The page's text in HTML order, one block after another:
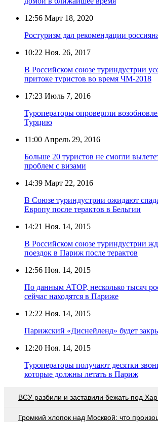
12:56 Март 18, 2020
Ростуризм дал рекомендации
10:22 Ноя. 26, 2017
В Российском союзе туриндустрии
притоке туристов во время ЧМ-2018
17:23 Июль 7, 2016
Туроператоры опровергли
Турцию
11:00 Апрель 29, 2016
Больше 20 туристов не смогли
проблем с визами
14:39 Март 22, 2016
В Союзе туриндустрии ожидают
Европу после терактов в Бельгии
14:21 Ноя. 14, 2015
В Российском союзе туриндустрии
поездок в Париж после терактов
12:56 Ноя. 14, 2015
По данным АТОР, несколько тысяч
сейчас находятся в Париже
12:22 Ноя. 14, 2015
Парижский «Диснейленд» будет
12:20 Ноя. 14, 2015
Туроператоры получают десятки
которые должны летать в Париж
ВСУ разбили и заставили бежать под
Громкий хлопок над Москвой: что